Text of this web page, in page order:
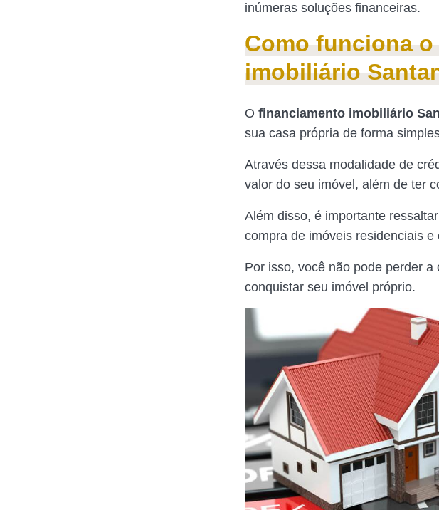
inúmeras soluções financeiras.
Como funciona
imobiliário
O financiamento imobiliário
sua casa própria de forma
Através dessa modalidade de
valor do seu imóvel, além de ter
Além disso, é importante
compra de imóveis residenciais
Por isso, você não pode perder
conquistar seu imóvel próprio.